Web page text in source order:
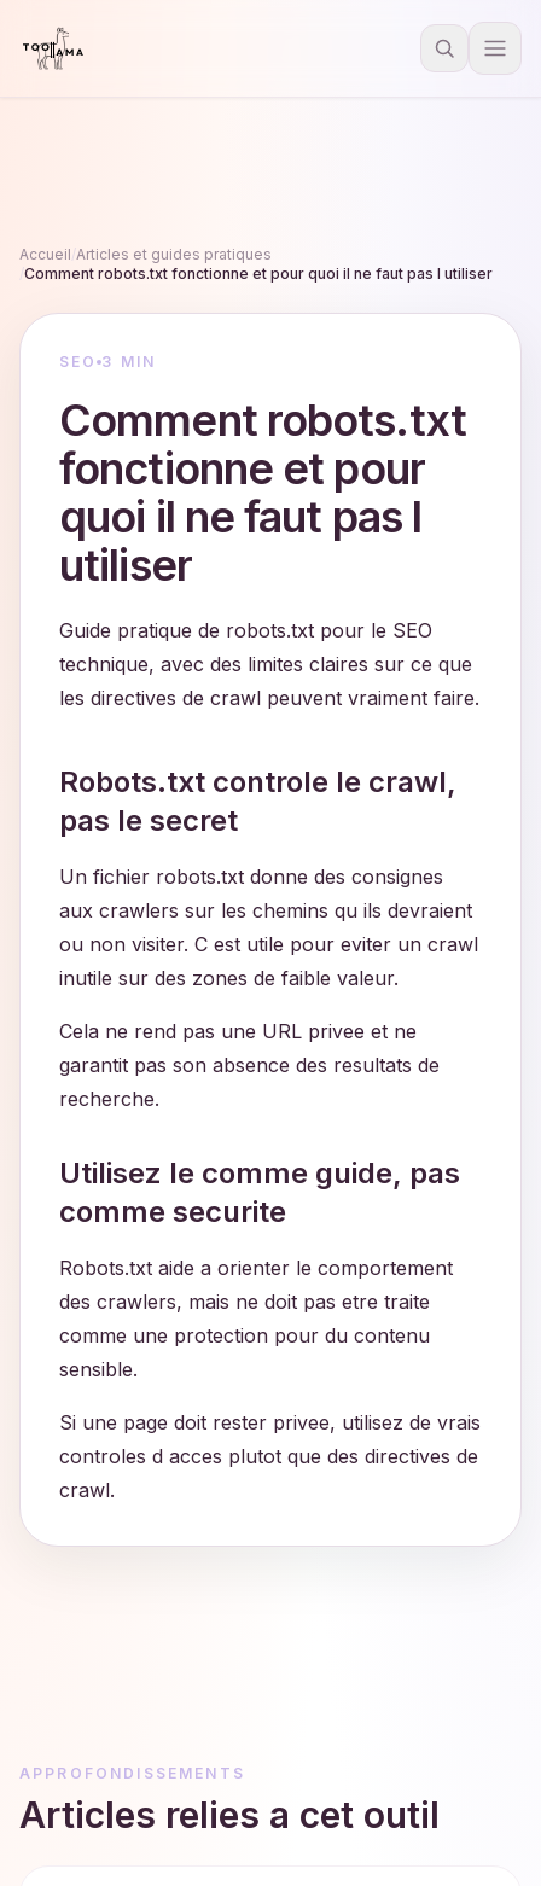
Accueil Articles et guides pratiques
Comment robots.txt fonctionne et pour quoi il ne faut pas l utiliser
SEO 3 MIN
Comment robots.txt
fonctionne et pour
quoi il ne faut pas l
utiliser
Guide pratique de robots.txt pour le SEO
technique, avec des limites claires sur ce que
les directives de crawl peuvent vraiment faire.
Robots.txt controle le crawl,
pas le secret
Un fichier robots.txt donne des consignes
aux crawlers sur les chemins qu ils devraient
ou non visiter. C est utile pour eviter un crawl
inutile sur des zones de faible valeur.
Cela ne rend pas une URL privee et ne
garantit pas son absence des resultats de
recherche.
Utilisez le comme guide, pas
comme securite
Robots.txt aide a orienter le comportement
des crawlers, mais ne doit pas etre traite
comme une protection pour du contenu
sensible.
Si une page doit rester privee, utilisez de vrais
controles d acces plutot que des directives de
crawl.
APPROFONDISSEMENTS
Articles relies a cet outil